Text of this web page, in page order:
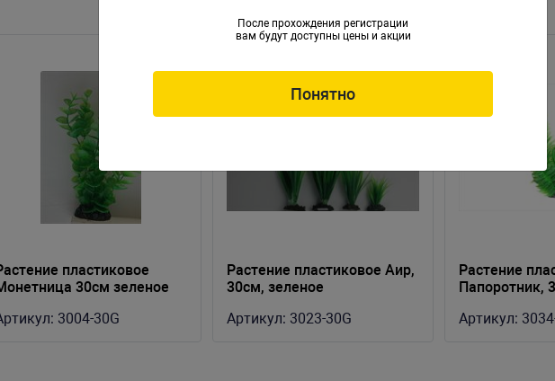
пластиковое
30см зеленое
3004-30G
Растение пластиковое Аир,
30см, зеленое
Артикул: 3023-30G
Растение
Папоротник,
Артикул:
После прохождения регистрации
вам будут доступны цены и акции
Понятно